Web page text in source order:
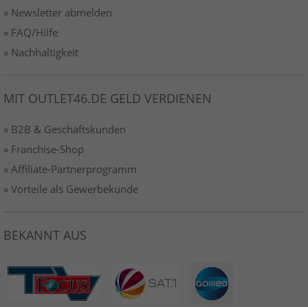
» Newsletter abmelden
» FAQ/Hilfe
» Nachhaltigkeit
MIT OUTLET46.DE GELD VERDIENEN
» B2B & Geschäftskunden
» Franchise-Shop
» Affiliate-Partnerprogramm
» Vorteile als Gewerbekunde
BEKANNT AUS